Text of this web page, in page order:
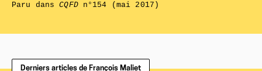
Paru dansCQFDn°154 (mai 2017)
Derniers articles de François Maliet